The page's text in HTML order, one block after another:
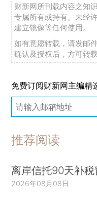
财新网所刊载内容之知
专属所有或持有。未经
建立镜像等任何使用。
如有意愿转载，请发邮
确认及授权后，方可转载
免费订阅财新网主编精
推荐阅读
离岸信托90天补税
2026年08月08日